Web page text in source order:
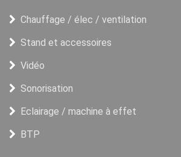
Chauffage / élec / ventilation
Stand et accessoires
Vidéo
Sonorisation
Eclairage / machine à effet
BTP